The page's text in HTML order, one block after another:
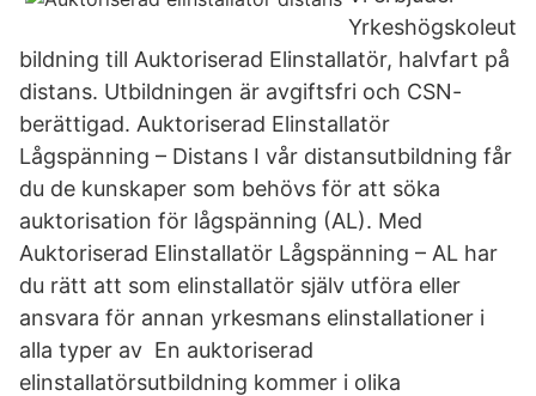
Yrkeshögskoleut
bildning till Auktoriserad Elinstallatör, halvfart på
distans. Utbildningen är avgiftsfri och CSN-
berättigad. Auktoriserad Elinstallatör
Lågspänning – Distans I vår distansutbildning får
du de kunskaper som behövs för att söka
auktorisation för lågspänning (AL). Med
Auktoriserad Elinstallatör Lågspänning – AL har
du rätt att som elinstallatör själv utföra eller
ansvara för annan yrkesmans elinstallationer i
alla typer av En auktoriserad
elinstallatörsutbildning kommer i olika